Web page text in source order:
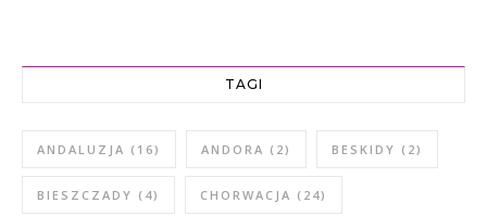
TAGI
ANDALUZJA (16) ANDORA (2) BESKIDY (2)
BIESZCZADY (4) CHORWACJA (24)